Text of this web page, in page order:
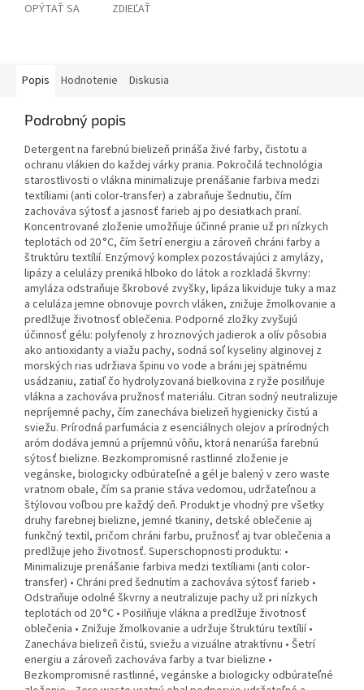
OPÝTAŤ SA ZDIEĽAŤ
Popis Hodnotenie Diskusia
Podrobný popis
Detergent na farebnú bielizeň prináša živé farby, čistotu a
ochranu vlákien do každej várky prania. Pokročilá technológia
starostlivosti o vlákna minimalizuje prenášanie farbiva medzi
textíliami (anti color-transfer) a zabraňuje šednutiu, čím
zachováva sýtosť a jasnosť farieb aj po desiatkach praní.
Koncentrované zloženie umožňuje účinné pranie už pri nízkych
teplotách od 20 °C, čím šetrí energiu a zároveň chráni farby a
štruktúru textílií. Enzýmový komplex pozostávajúci z amylázy,
lipázy a celulázy preniká hlboko do látok a rozkladá škvrny:
amyláza odstraňuje škrobové zvyšky, lipáza likviduje tuky a maz
a celuláza jemne obnovuje povrch vláken, znižuje žmolkovanie a
predlžuje životnosť oblečenia. Podporné zložky zvyšujú
účinnosť gélu: polyfenoly z hroznových jadierok a olív pôsobia
ako antioxidanty a viažu pachy, sodná soľ kyseliny alginovej z
morských rias udržiava špinu vo vode a bráni jej spätnému
usádzaniu, zatiaľ čo hydrolyzovaná bielkovina z ryže posilňuje
vlákna a zachováva pružnosť materiálu. Citran sodný neutralizuje
nepríjemné pachy, čím zanecháva bielizeň hygienicky čistú a
sviežu. Prírodná parfumácia z esenciálnych olejov a prírodných
aróm dodáva jemnú a príjemnú vôňu, ktorá nenarúša farebnú
sýtosť bielizne. Bezkompromisné rastlinné zloženie je
vegánske, biologicky odbúrateľné a gél je balený v zero waste
vratnom obale, čím sa pranie stáva vedomou, udržateľnou a
štýlovou voľbou pre každý deň. Produkt je vhodný pre všetky
druhy farebnej bielizne, jemné tkaniny, detské oblečenie aj
funkčný textil, pričom chráni farbu, pružnosť aj tvar oblečenia a
predlžuje jeho životnosť. Superschopnosti produktu: •
Minimalizuje prenášanie farbiva medzi textíliami (anti color-
transfer) • Chráni pred šednutím a zachováva sýtosť farieb •
Odstraňuje odolné škvrny a neutralizuje pachy už pri nízkych
teplotách od 20 °C • Posilňuje vlákna a predlžuje životnosť
oblečenia • Znižuje žmolkovanie a udržuje štruktúru textílií •
Zanecháva bielizeň čistú, sviežu a vizuálne atraktívnu • Šetrí
energiu a zároveň zachováva farby a tvar bielizne •
Bezkompromisné rastlinné, vegánske a biologicky odbúrateľné